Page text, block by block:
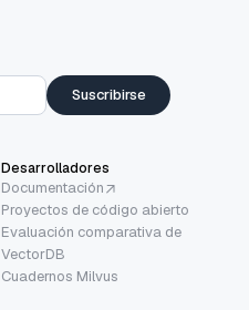
Suscribirse
Desarrolladores
Documentación
Proyectos de código abierto
Evaluación comparativa de
VectorDB
Cuadernos Milvus